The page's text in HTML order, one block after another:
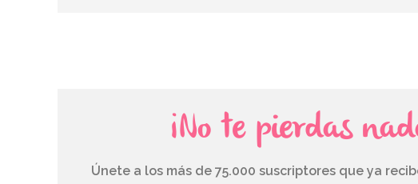
¡No te pierdas
Únete a los más de 75.000 suscriptores que ya